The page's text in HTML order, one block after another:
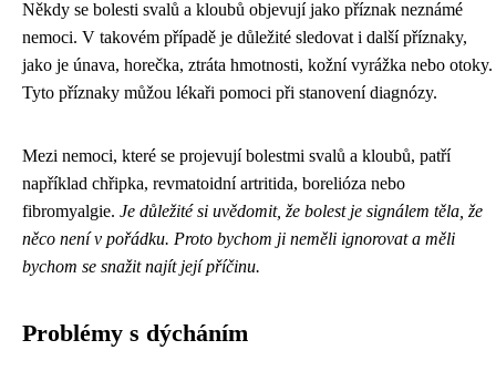
Někdy se bolesti svalů a kloubů objevují jako příznak neznámé
nemoci. V takovém případě je důležité sledovat i další příznaky,
jako je únava, horečka, ztráta hmotnosti, kožní vyrážka nebo otoky.
Tyto příznaky můžou lékaři pomoci při stanovení diagnózy.
Mezi nemoci, které se projevují bolestmi svalů a kloubů, patří
například chřipka, revmatoidní artritida, borelióza nebo
fibromyalgie. Je důležité si uvědomit, že bolest je signálem těla, že
něco není v pořádku. Proto bychom ji neměli ignorovat a měli
bychom se snažit najít její příčinu.
Problémy s dýcháním